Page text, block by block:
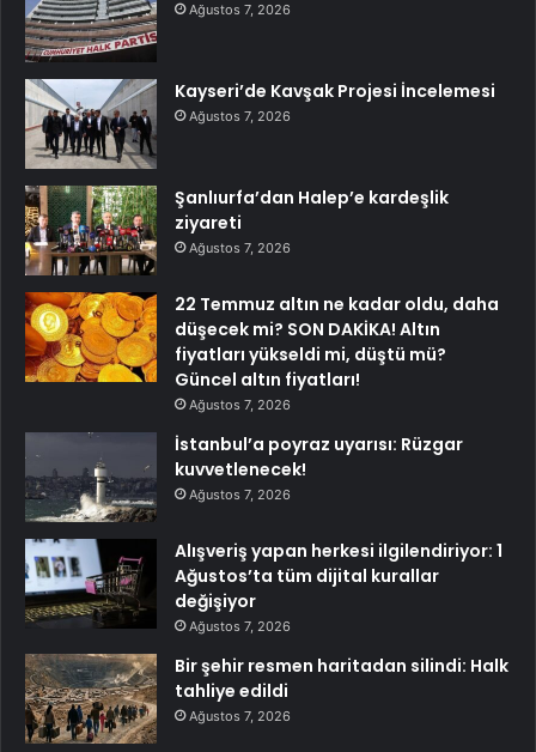
Ağustos 7, 2026
Kayseri’de Kavşak Projesi İncelemesi
Ağustos 7, 2026
Şanlıurfa’dan Halep’e kardeşlik
ziyareti
Ağustos 7, 2026
22 Temmuz altın ne kadar oldu, daha
düşecek mi? SON DAKİKA! Altın
fiyatları yükseldi mi, düştü mü?
Güncel altın fiyatları!
Ağustos 7, 2026
İstanbul’a poyraz uyarısı: Rüzgar
kuvvetlenecek!
Ağustos 7, 2026
Alışveriş yapan herkesi ilgilendiriyor: 1
Ağustos’ta tüm dijital kurallar
değişiyor
Ağustos 7, 2026
Bir şehir resmen haritadan silindi: Halk
tahliye edildi
Ağustos 7, 2026